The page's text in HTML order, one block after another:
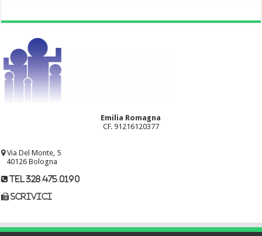
Emilia Romagna
CF. 91216120377
Via Del Monte, 5
40126 Bologna
tel 328.475.0190
scrivici